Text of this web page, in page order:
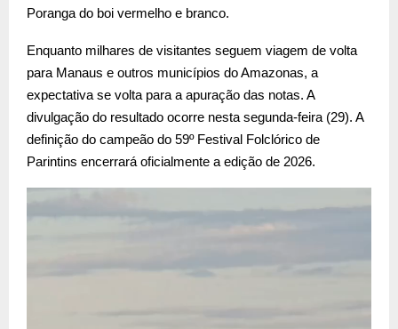
Poranga do boi vermelho e branco.
Enquanto milhares de visitantes seguem viagem de volta
para Manaus e outros municípios do Amazonas, a
expectativa se volta para a apuração das notas. A
divulgação do resultado ocorre nesta segunda-feira (29). A
definição do campeão do 59º Festival Folclórico de
Parintins encerrará oficialmente a edição de 2026.
o